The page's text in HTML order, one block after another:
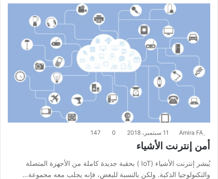
11 سبتمبر، 2018 0
147
أمن إنترنت الأشياء
يُبشر إنترنت الأشياء (IoT ) بحقبة جديدة كاملة من الأجهزة المتصلة
والتكنولوجيا الذكية. ولكن بالنسبة للبعض، فإنه يجلب معه مجموعة…